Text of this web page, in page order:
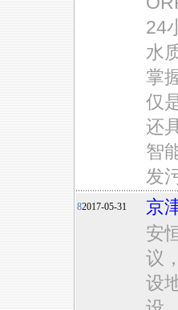
24
水
掌
仅
还
智
发
82017-05-31
京
安
议
设